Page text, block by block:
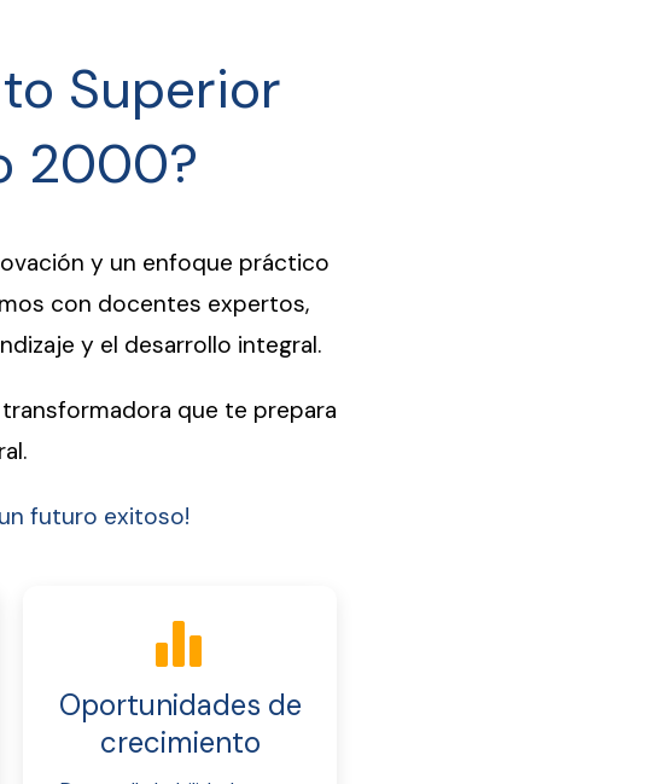
Superior
2000?
y un enfoque práctico
con docentes expertos,
y el desarrollo integral.
que te prepara
futuro exitoso!
Oportunidades de
crecimiento